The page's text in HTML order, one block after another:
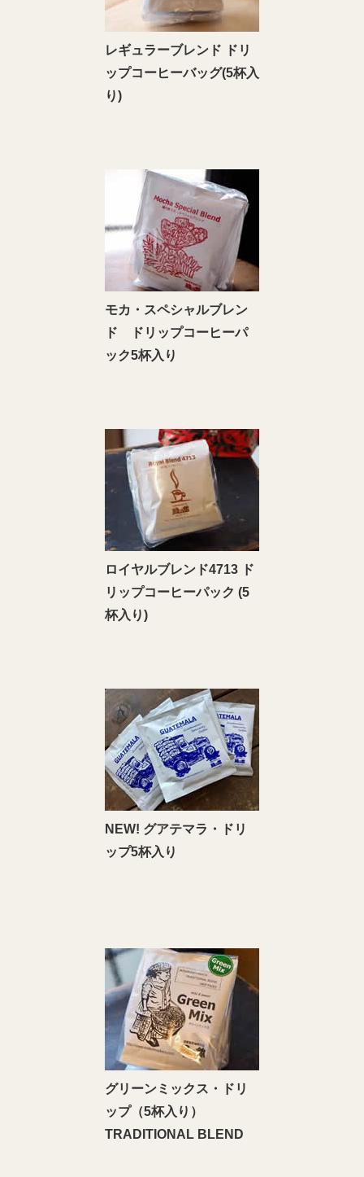
レギュラーブレンド ドリ
ップコーヒーバッグ(5杯入
り)
モカ・スペシャルブレン
ド ドリップコーヒーパ
ック5杯入り
ロイヤルブレンド4713 ド
リップコーヒーパック (5
杯入り)
NEW! グアテマラ・ドリ
ップ5杯入り
グリーンミックス・ドリ
ップ（5杯入り）
TRADITIONAL BLEND